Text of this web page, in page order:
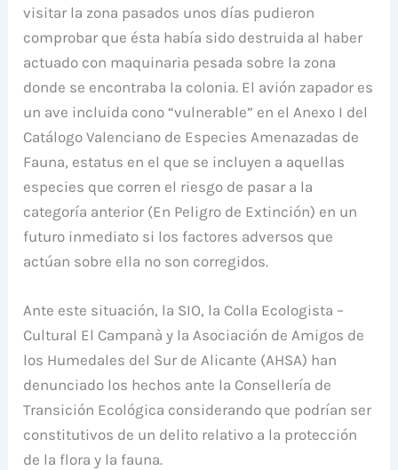
visitar la zona pasados unos días pudieron
comprobar que ésta había sido destruida al haber
actuado con maquinaria pesada sobre la zona
donde se encontraba la colonia. El avión zapador es
un ave incluida cono “vulnerable” en el Anexo I del
Catálogo Valenciano de Especies Amenazadas de
Fauna, estatus en el que se incluyen a aquellas
especies que corren el riesgo de pasar a la
categoría anterior (En Peligro de Extinción) en un
futuro inmediato si los factores adversos que
actúan sobre ella no son corregidos.
Ante este situación, la SIO, la Colla Ecologista –
Cultural El Campanà y la Asociación de Amigos de
los Humedales del Sur de Alicante (AHSA) han
denunciado los hechos ante la Consellería de
Transición Ecológica considerando que podrían ser
constitutivos de un delito relativo a la protección
de la flora y la fauna.